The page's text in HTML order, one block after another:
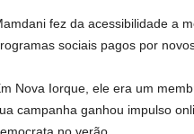
fez da acessibilidade a
sociais pagos por
Nova Iorque, ele era um
campanha ganhou impulso